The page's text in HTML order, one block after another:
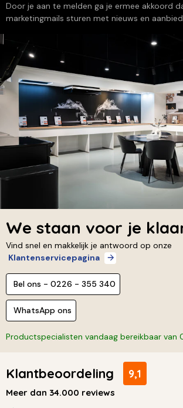
Door je aan te melden ga je ermee akkoord
marketingmails sturen met nieuws en
We staan voor je
Vind snel en makkelijk je antwoord op onze
Klantenservicepagina
Bel ons - 0226 - 355 340
WhatsApp ons
Productspecialisten vandaag bereikbaar
Klantbeoordeling 9,1
Meer dan 34.000 reviews